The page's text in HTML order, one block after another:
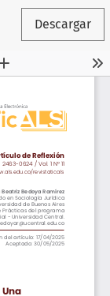
Descargar